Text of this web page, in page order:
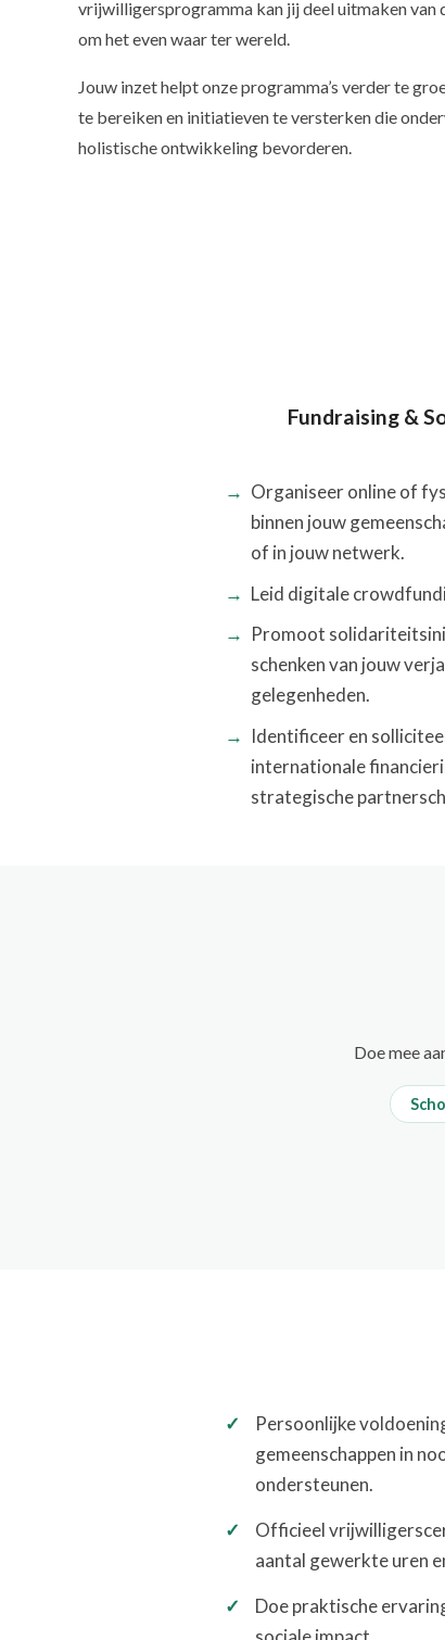
vrijwilligersprogramma kan jij deel uitmaken van
om het even waar ter wereld.
Jouw inzet helpt onze programma’s verder te
te bereiken en initiatieven te versterken die
holistische ontwikkeling bevorderen.
Fundraising &
Organiseer online of
binnen jouw
of in jouw netwerk.
Leid digitale
Promoot
schenken van jouw
gelegenheden.
Identificeer en
internationale
strategische
Doe mee
Persoonlijke
gemeenschappen in
ondersteunen.
Officieel
aantal gewerkte uren
Doe praktische